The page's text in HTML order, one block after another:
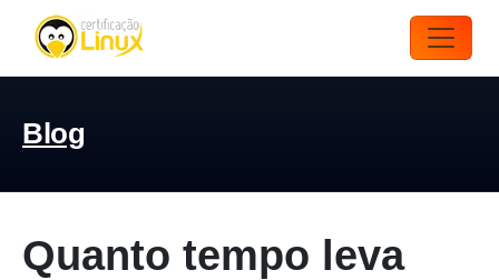
Blog
Quanto tempo leva